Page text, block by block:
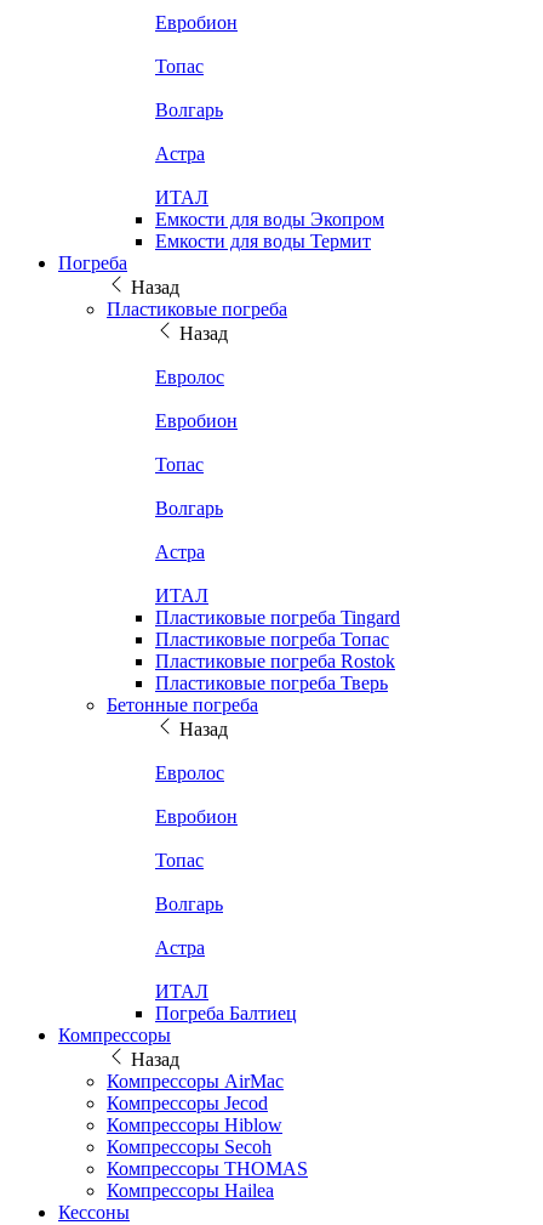
Евробион
Топас
Волгарь
Астра
ИТАЛ
Емкости для воды Экопром
Емкости для воды Термит
Погреба
Назад
Пластиковые погреба
Назад
Евролос
Евробион
Топас
Волгарь
Астра
ИТАЛ
Пластиковые погреба Tingard
Пластиковые погреба Топас
Пластиковые погреба Rostok
Пластиковые погреба Тверь
Бетонные погреба
Назад
Евролос
Евробион
Топас
Волгарь
Астра
ИТАЛ
Погреба Балтиец
Компрессоры
Назад
Компрессоры AirMac
Компрессоры Jecod
Компрессоры Hiblow
Компрессоры Secoh
Компрессоры THOMAS
Компрессоры Hailea
Кессоны